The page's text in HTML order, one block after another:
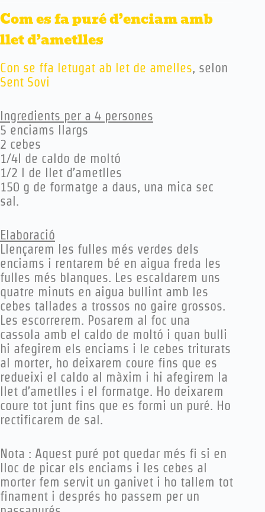
Com es fa puré d’enciam amb
llet d’ametlles
Con se ffa letugat ab let de amelles, selon
Sent Sovi
Ingredients per a 4 persones
5 enciams llargs
2 cebes
1/4l de caldo de moltó
1/2 l de llet d’ametlles
150 g de formatge a daus, una mica sec
sal.
Elaboració
Llençarem les fulles més verdes dels
enciams i rentarem bé en aigua freda les
fulles més blanques. Les escaldarem uns
quatre minuts en aigua bullint amb les
cebes tallades a trossos no gaire grossos.
Les escorrerem. Posarem al foc una
cassola amb el caldo de moltó i quan bulli
hi afegirem els enciams i le cebes triturats
al morter, ho deixarem coure fins que es
redueixi el caldo al màxim i hi afegirem la
llet d’ametlles i el formatge. Ho deixarem
coure tot junt fins que es formi un puré. Ho
rectificarem de sal.
Nota : Aquest puré pot quedar més fi si en
lloc de picar els enciams i les cebes al
morter fem servit un ganivet i ho tallem tot
finament i després ho passem per un